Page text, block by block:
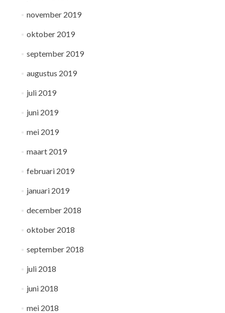
november 2019
oktober 2019
september 2019
augustus 2019
juli 2019
juni 2019
mei 2019
maart 2019
februari 2019
januari 2019
december 2018
oktober 2018
september 2018
juli 2018
juni 2018
mei 2018